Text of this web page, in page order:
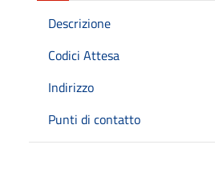
Descrizione
Codici Attesa
Indirizzo
Punti di contatto